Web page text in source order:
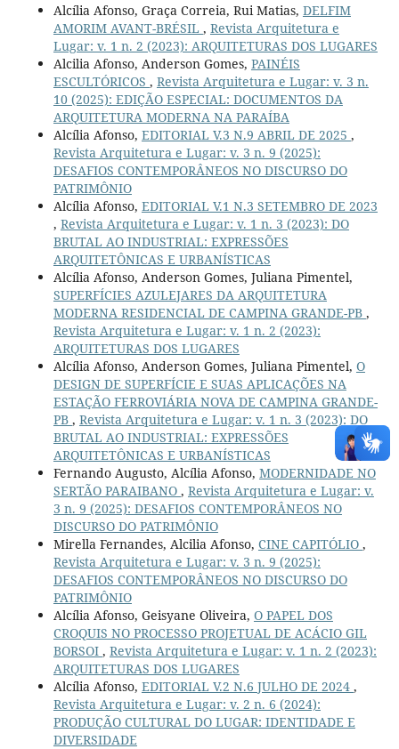
Alcília Afonso, Graça Correia, Rui Matias, DELFIM
AMORIM AVANT-BRÉSIL , Revista Arquitetura e
Lugar: v. 1 n. 2 (2023): ARQUITETURAS DOS LUGARES
Alcilia Afonso, Anderson Gomes, PAINÉIS
ESCULTÓRICOS , Revista Arquitetura e Lugar: v. 3 n.
10 (2025): EDIÇÃO ESPECIAL: DOCUMENTOS DA
ARQUITETURA MODERNA NA PARAÍBA
Alcília Afonso, EDITORIAL V.3 N.9 ABRIL DE 2025 ,
Revista Arquitetura e Lugar: v. 3 n. 9 (2025):
DESAFIOS CONTEMPORÂNEOS NO DISCURSO DO
PATRIMÔNIO
Alcília Afonso, EDITORIAL V.1 N.3 SETEMBRO DE 2023
, Revista Arquitetura e Lugar: v. 1 n. 3 (2023): DO
BRUTAL AO INDUSTRIAL: EXPRESSÕES
ARQUITETÔNICAS E URBANÍSTICAS
Alcília Afonso, Anderson Gomes, Juliana Pimentel,
SUPERFÍCIES AZULEJARES DA ARQUITETURA
MODERNA RESIDENCIAL DE CAMPINA GRANDE-PB ,
Revista Arquitetura e Lugar: v. 1 n. 2 (2023):
ARQUITETURAS DOS LUGARES
Alcília Afonso, Anderson Gomes, Juliana Pimentel, O
DESIGN DE SUPERFÍCIE E SUAS APLICAÇÕES NA
ESTAÇÃO FERROVIÁRIA NOVA DE CAMPINA GRANDE-
PB , Revista Arquitetura e Lugar: v. 1 n. 3 (2023): DO
BRUTAL AO INDUSTRIAL: EXPRESSÕES
ARQUITETÔNICAS E URBANÍSTICAS
Fernando Augusto, Alcília Afonso, MODERNIDADE NO
SERTÃO PARAIBANO , Revista Arquitetura e Lugar: v.
3 n. 9 (2025): DESAFIOS CONTEMPORÂNEOS NO
DISCURSO DO PATRIMÔNIO
Mirella Fernandes, Alcilia Afonso, CINE CAPITÓLIO ,
Revista Arquitetura e Lugar: v. 3 n. 9 (2025):
DESAFIOS CONTEMPORÂNEOS NO DISCURSO DO
PATRIMÔNIO
Alcília Afonso, Geisyane Oliveira, O PAPEL DOS
CROQUIS NO PROCESSO PROJETUAL DE ACÁCIO GIL
BORSOI , Revista Arquitetura e Lugar: v. 1 n. 2 (2023):
ARQUITETURAS DOS LUGARES
Alcília Afonso, EDITORIAL V.2 N.6 JULHO DE 2024 ,
Revista Arquitetura e Lugar: v. 2 n. 6 (2024):
PRODUÇÃO CULTURAL DO LUGAR: IDENTIDADE E
DIVERSIDADE